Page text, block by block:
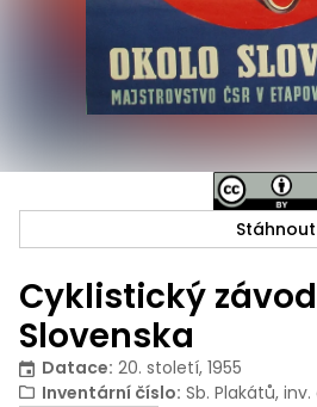
Cyklistický
Slovenska
Datace: 20. století, 1955
Inventární číslo: Sb. Plakátů,
Stáhnout